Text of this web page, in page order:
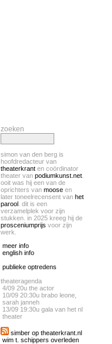
zoeken
simon van den berg is
hoofdredacteur van
theaterkrant en coördinator
theater van podiumkunst.net
ooit was hij een van de
oprichters van moose en
later toneelrecensent van het
parool . dit is een
verzamelplek voor zijn
stukken. in 2025 kreeg hij de
prosceniumprijs voor zijn
werk.
meer info
english info
publieke optredens
theateragenda
4/09 20u the actor
10/09 20:30u brabo leone,
sarah janneh
13/09 19:30u gala van het nl
theater
simber op theaterkrant.nl
wim t. schippers overleden